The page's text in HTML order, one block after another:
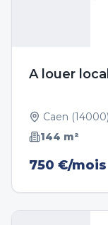
A louer
Caen (14000)
144 m²
750 €/mois